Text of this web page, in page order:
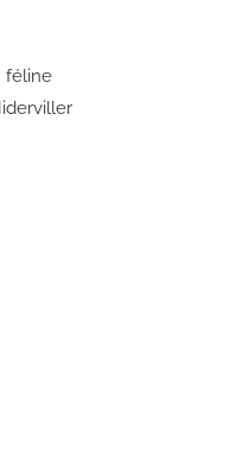
féline